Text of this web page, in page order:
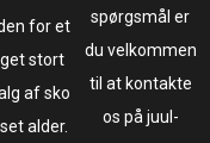
for et
stort
af sko
alder.
spørgsmål er
du velkommen
til at kontakte
os på juul-